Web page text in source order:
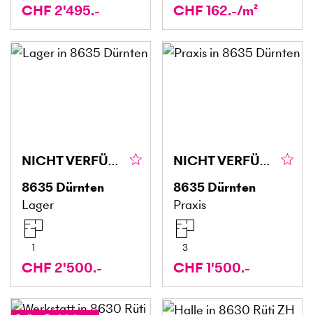
CHF 2'495.- CHF 162.-/m²
NICHT VERFÜGBAR, BITTE NICHT KONTAKTIEREN
8635 Dürnten
Lager
1
CHF 2'500.-
NICHT VERFÜGBAR, BITTE NICHT KONTAKTIEREN
8635 Dürnten
Praxis
3
CHF 1'500.-